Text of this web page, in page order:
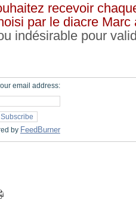
recevoir
par le diacre Marc
indésirable pour
email address:
by FeedBurner